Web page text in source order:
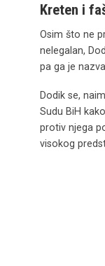
Kreten i
Osim što ne
nelegalan,
pa ga je
Dodik se,
Sudu BiH
protiv njega
visokog